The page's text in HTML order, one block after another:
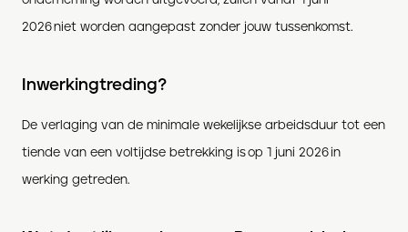
2026 niet worden aangepast zonder jouw tussenkomst.
Inwerkingtreding?
De verlaging van de minimale wekelijkse arbeidsduur tot een
tiende van een voltijdse betrekking is op 1 juni 2026 in
werking getreden.